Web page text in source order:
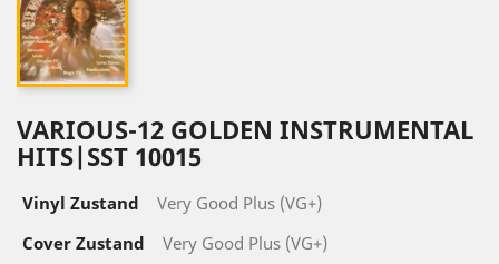
VARIOUS-12 GOLDEN INSTRUMENTAL
HITS|SST 10015
Vinyl Zustand
Very Good Plus (VG+)
Cover Zustand
Very Good Plus (VG+)